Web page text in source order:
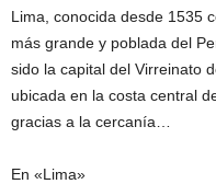
Lima, conocida desde 1535
más grande y poblada del
sido la capital del Virreinato
ubicada en la costa central
gracias a la cercanía…
En «Lima»